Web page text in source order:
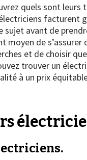
quels sont
facturent
sujet avant de
moyen de
et de choisir
trouver un
à un prix